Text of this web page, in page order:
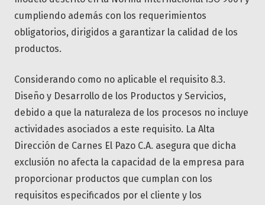
cumpliendo además con los requerimientos
obligatorios, dirigidos a garantizar la calidad de los
productos.
Considerando como no aplicable el requisito 8.3.
Diseño y Desarrollo de los Productos y Servicios,
debido a que la naturaleza de los procesos no incluye
actividades asociados a este requisito. La Alta
Dirección de Carnes El Pazo C.A. asegura que dicha
exclusión no afecta la capacidad de la empresa para
proporcionar productos que cumplan con los
requisitos especificados por el cliente y los